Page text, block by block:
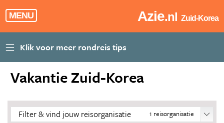
MENU Azie.nl Zuid-Korea
Vakantie Zuid-Korea
1 reisorganisatie
Filter & vind jouw reisorganisatie